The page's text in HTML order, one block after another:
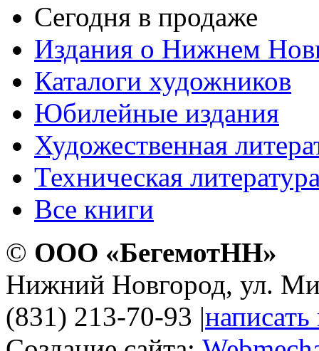
Сегодня в продаже
Издания о Нижнем
Каталоги художников
Юбилейные издания
Художественная
Техническая
Все книги
© ООО «БегемотНН»
Нижний Новгород, ул.
(831) 213-70-93 |